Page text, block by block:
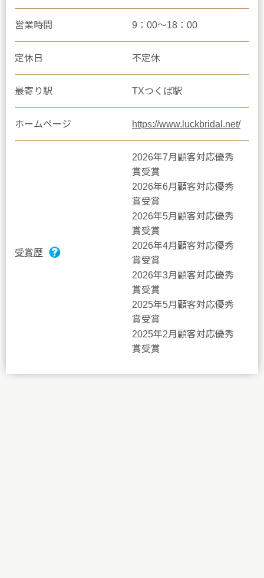
営業時間 9：00～18：00
定休日 不定休
最寄り駅 TXつくば駅
ホームページ https://www.luckbridal.net/
受賞歴
2026年7月顧客対応優秀
賞受賞
2026年6月顧客対応優秀
賞受賞
2026年5月顧客対応優秀
賞受賞
2026年4月顧客対応優秀
賞受賞
2026年3月顧客対応優秀
賞受賞
2025年5月顧客対応優秀
賞受賞
2025年2月顧客対応優秀
賞受賞